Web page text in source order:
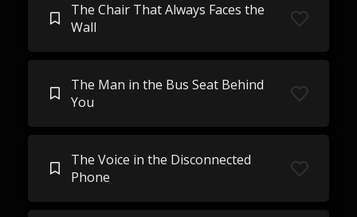
The Chair That Always Faces the
Wall
The Man in the Bus Seat Behind
You
The Voice in the Disconnected
Phone